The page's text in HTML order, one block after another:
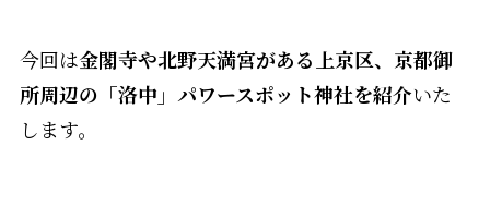
今回は金閣寺や北野天満宮がある上京区、京都御
所周辺の「洛中」パワースポット神社を紹介いた
します。